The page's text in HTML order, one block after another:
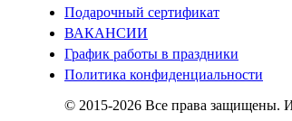
Подарочный сертификат
ВАКАНСИИ
График работы в праздники
Политика конфиденциальности
© 2015-2026 Все права защищены.